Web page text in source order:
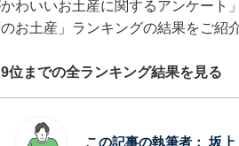
わいいお土産に関するアンケート
お土産」ランキングの結果をご紹
9位までの全ランキング結果を見る
この記事の執筆者： 坂上